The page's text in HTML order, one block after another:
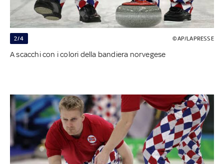
2/4 ©AP/LAPRESSE
A scacchi con i colori della bandiera norvegese